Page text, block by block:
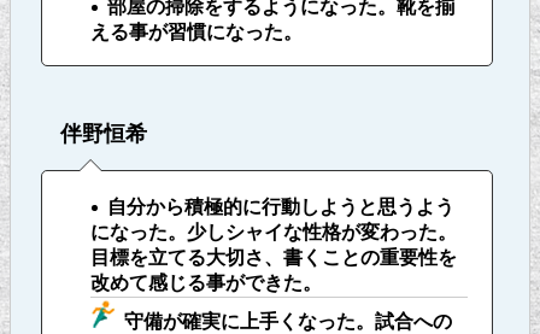
部屋の掃除をするようになった。靴を揃
える事が習慣になった。
伴野恒希
自分から積極的に行動しようと思うよう
になった。少しシャイな性格が変わった。
目標を立てる大切さ、書くことの重要性を
改めて感じる事ができた。
守備が確実に上手くなった。試合への